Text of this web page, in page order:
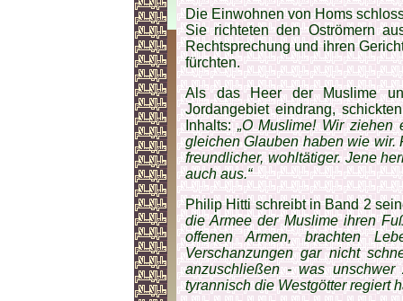
Die Einwohnen von Homs
Sie richteten den Oströmern
Rechtsprechung und ihren
fürchten.
Als das Heer der Muslime
Jordangebiet eindrang,
Inhalts:„O Muslime! Wir ziehen
gleichen Glauben haben wie wir.
freundlicher, wohltätiger. Jene
auch aus.“
Philip Hitti schreibt in Band 2
die Armee der Muslime ihren
offenen Armen, brachten
Verschanzungen gar nicht
anzuschließen - was
tyrannisch die Westgötter regiert